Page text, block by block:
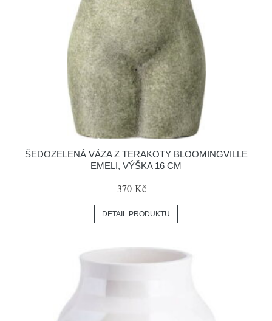
ŠEDOZELENÁ VÁZA Z TERAKOTY BLOOMINGVILLE
EMELI, VÝŠKA 16 CM
370 Kč
DETAIL PRODUKTU